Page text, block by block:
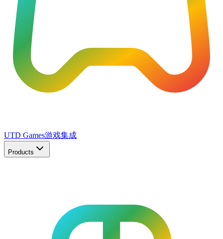
UTD Games游戏集成
Products